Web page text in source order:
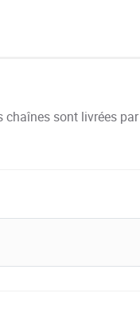
sont livrées